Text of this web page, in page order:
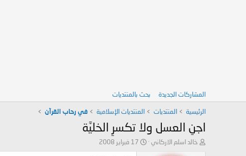
المشاركات الجديدة بحث بالمنتديات
الرئيسية المنتديات المنتديات الإسلامية في رحاب القرآن
اجنِ العسل ولا تكسرِ الخليَّة
بخالد اسلم الاركاني
ت17 فبراير 2008